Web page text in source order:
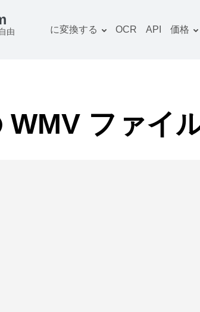
由
に変換する
Books コンバーター
OCR API 価格
WMV ファイ